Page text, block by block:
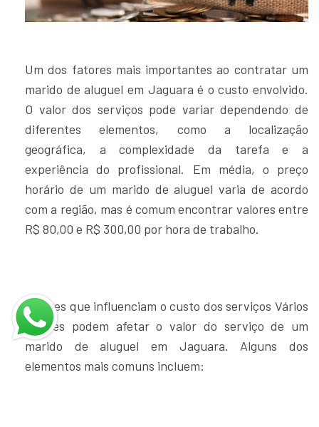
Um dos fatores mais importantes ao contratar um
marido de aluguel em Jaguara é o custo envolvido.
O valor dos serviços pode variar dependendo de
diferentes elementos, como a localização
geográfica, a complexidade da tarefa e a
experiência do profissional. Em média, o preço
horário de um marido de aluguel varia de acordo
com a região, mas é comum encontrar valores entre
R$ 80,00 e R$ 300,00 por hora de trabalho.
Fatores que influenciam o custo dos serviços Vários
fatores podem afetar o valor do serviço de um
marido de aluguel em Jaguara. Alguns dos
elementos mais comuns incluem: